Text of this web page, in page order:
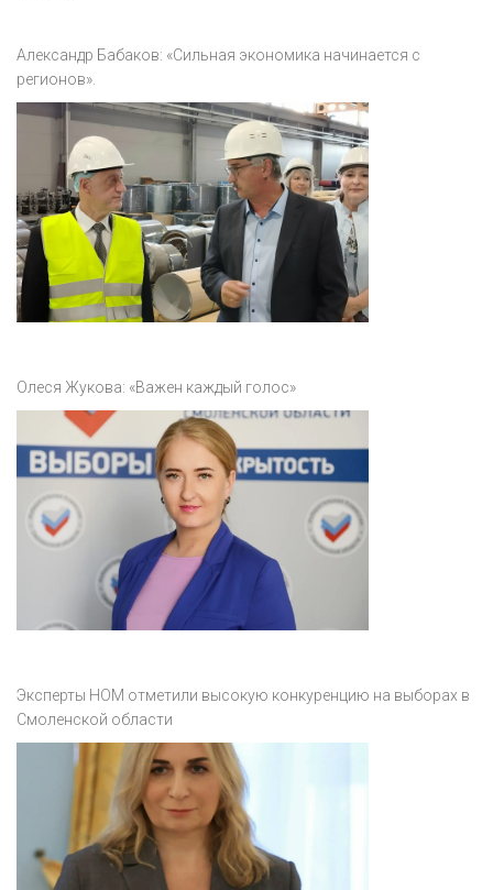
Александр Бабаков: «Сильная экономика начинается с
регионов».
Олеся Жукова: «Важен каждый голос»
Эксперты НОМ отметили высокую конкуренцию на выборах в
Смоленской области